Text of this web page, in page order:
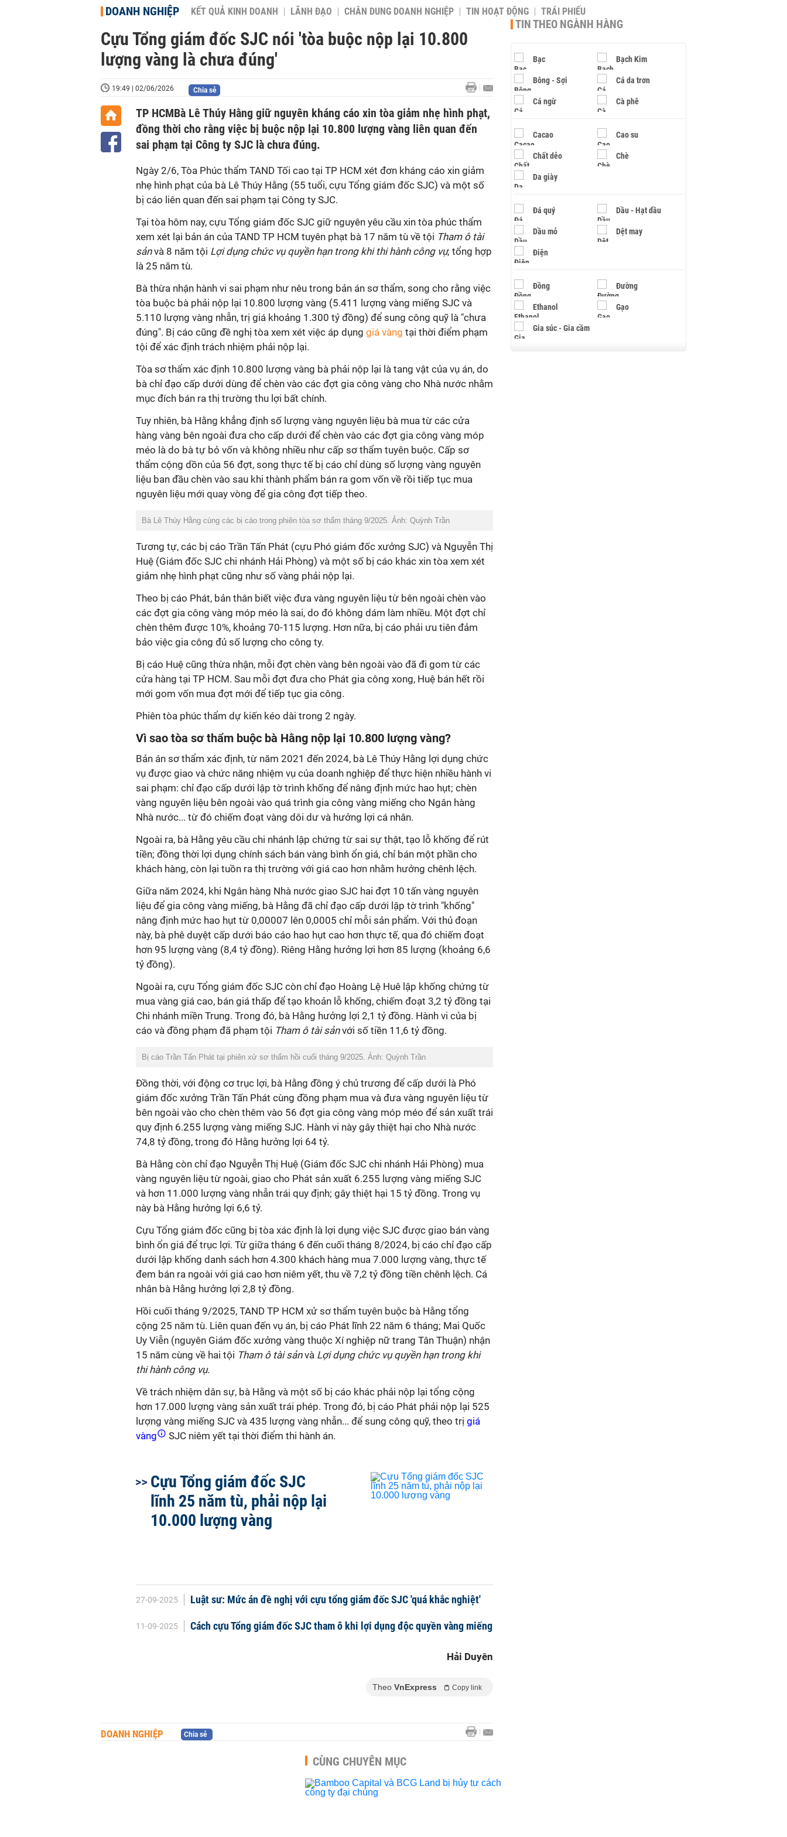
DOANH NGHIỆP KẾT QUẢ KINH DOANH LÃNH ĐẠO CHÂN DUNG DOANH NGHIỆP TIN HOẠT ĐỘNG TRÁI PHIẾU
Cựu Tổng giám đốc SJC nói 'tòa buộc nộp lại 10.800
lượng vàng là chưa đúng'
19:49 | 02/06/2026 Chia sẻ
TP HCMBà Lê Thúy Hằng giữ nguyên kháng cáo xin tòa giảm nhẹ hình phạt,
đồng thời cho rằng việc bị buộc nộp lại 10.800 lượng vàng liên quan đến
sai phạm tại Công ty SJC là chưa đúng.
Ngày 2/6, Tòa Phúc thẩm TAND Tối cao tại TP HCM xét đơn kháng cáo xin giảm
nhẹ hình phạt của bà Lê Thúy Hằng (55 tuổi, cựu Tổng giám đốc SJC) và một số
bị cáo liên quan đến sai phạm tại Công ty SJC.
Tại tòa hôm nay, cựu Tổng giám đốc SJC giữ nguyên yêu cầu xin tòa phúc thẩm
xem xét lại bản án của TAND TP HCM tuyên phạt bà 17 năm tù về tội Tham ô tài
sảnvà 8 năm tội Lợi dụng chức vụ quyền hạn trong khi thi hành công vụ; tổng hợp
là 25 năm tù.
Bà thừa nhận hành vi sai phạm như nêu trong bản án sơ thẩm, song cho rằng việc
tòa buộc bà phải nộp lại 10.800 lượng vàng (5.411 lượng vàng miếng SJC và
5.110 lượng vàng nhẫn, trị giá khoảng 1.300 tỷ đồng) để sung công quỹ là "chưa
đúng". Bị cáo cũng đề nghị tòa xem xét việc áp dụng giá vàng tại thời điểm phạm
tội để xác định trách nhiệm phải nộp lại.
Tòa sơ thẩm xác định 10.800 lượng vàng bà phải nộp lại là tang vật của vụ án, do
bà chỉ đạo cấp dưới dùng để chèn vào các đợt gia công vàng cho Nhà nước nhằm
mục đích bán ra thị trường thu lợi bất chính.
Tuy nhiên, bà Hằng khẳng định số lượng vàng nguyên liệu bà mua từ các cửa
hàng vàng bên ngoài đưa cho cấp dưới để chèn vào các đợt gia công vàng móp
méo là do bà tự bỏ vốn và không nhiều như cấp sơ thẩm tuyên buộc. Cấp sơ
thẩm cộng dồn của 56 đợt, song thực tế bị cáo chỉ dùng số lượng vàng nguyên
liệu ban đầu chèn vào sau khi thành phẩm bán ra gom vốn về rồi tiếp tục mua
nguyên liệu mới quay vòng để gia công đợt tiếp theo.
Bà Lê Thúy Hằng cùng các bị cáo trong phiên tòa sơ thẩm tháng 9/2025. Ảnh: Quỳnh Trần
Tương tự, các bị cáo Trần Tấn Phát (cựu Phó giám đốc xưởng SJC) và Nguyễn Thị
Huệ (Giám đốc SJC chi nhánh Hải Phòng) và một số bị cáo khác xin tòa xem xét
giảm nhẹ hình phạt cũng như số vàng phải nộp lại.
Theo bị cáo Phát, bản thân biết việc đưa vàng nguyên liệu từ bên ngoài chèn vào
các đợt gia công vàng móp méo là sai, do đó không dám làm nhiều. Một đợt chỉ
chèn thêm được 10%, khoảng 70-115 lượng. Hơn nữa, bị cáo phải ưu tiên đảm
bảo việc gia công đủ số lượng cho công ty.
Bị cáo Huệ cũng thừa nhận, mỗi đợt chèn vàng bên ngoài vào đã đi gom từ các
cửa hàng tại TP HCM. Sau mỗi đợt đưa cho Phát gia công xong, Huệ bán hết rồi
mới gom vốn mua đợt mới để tiếp tục gia công.
Phiên tòa phúc thẩm dự kiến kéo dài trong 2 ngày.
Vì sao tòa sơ thẩm buộc bà Hằng nộp lại 10.800 lượng vàng?
Bản án sơ thẩm xác định, từ năm 2021 đến 2024, bà Lê Thúy Hằng lợi dụng chức
vụ được giao và chức năng nhiệm vụ của doanh nghiệp để thực hiện nhiều hành vi
sai phạm: chỉ đạo cấp dưới lập tờ trình khống để nâng định mức hao hụt; chèn
vàng nguyên liệu bên ngoài vào quá trình gia công vàng miếng cho Ngân hàng
Nhà nước... từ đó chiếm đoạt vàng dôi dư và hưởng lợi cá nhân.
Ngoài ra, bà Hằng yêu cầu chi nhánh lập chứng từ sai sự thật, tạo lỗ khống để rút
tiền; đồng thời lợi dụng chính sách bán vàng bình ổn giá, chỉ bán một phần cho
khách hàng, còn lại tuồn ra thị trường với giá cao hơn nhằm hưởng chênh lệch.
Giữa năm 2024, khi Ngân hàng Nhà nước giao SJC hai đợt 10 tấn vàng nguyên
liệu để gia công vàng miếng, bà Hằng đã chỉ đạo cấp dưới lập tờ trình "khống"
nâng định mức hao hụt từ 0,00007 lên 0,0005 chỉ mỗi sản phẩm. Với thủ đoạn
này, bà phê duyệt cấp dưới báo cáo hao hụt cao hơn thực tế, qua đó chiếm đoạt
hơn 95 lượng vàng (8,4 tỷ đồng). Riêng Hằng hưởng lợi hơn 85 lượng (khoảng 6,6
tỷ đồng).
Ngoài ra, cựu Tổng giám đốc SJC còn chỉ đạo Hoàng Lệ Huê lập khống chứng từ
mua vàng giá cao, bán giá thấp để tạo khoản lỗ khống, chiếm đoạt 3,2 tỷ đồng tại
Chi nhánh miền Trung. Trong đó, bà Hằng hưởng lợi 2,1 tỷ đồng. Hành vi của bị
cáo và đồng phạm đã phạm tội Tham ô tài sảnvới số tiền 11,6 tỷ đồng.
Bị cáo Trần Tấn Phát tại phiên xử sơ thẩm hồi cuối tháng 9/2025. Ảnh: Quỳnh Trần
Đồng thời, với động cơ trục lợi, bà Hằng đồng ý chủ trương để cấp dưới là Phó
giám đốc xưởng Trần Tấn Phát cùng đồng phạm mua và đưa vàng nguyên liệu từ
bên ngoài vào cho chèn thêm vào 56 đợt gia công vàng móp méo để sản xuất trái
quy định 6.255 lượng vàng miếng SJC. Hành vi này gây thiệt hại cho Nhà nước
74,8 tỷ đồng, trong đó Hằng hưởng lợi 64 tỷ.
Bà Hằng còn chỉ đạo Nguyễn Thị Huệ (Giám đốc SJC chi nhánh Hải Phòng) mua
vàng nguyên liệu từ ngoài, giao cho Phát sản xuất 6.255 lượng vàng miếng SJC
và hơn 11.000 lượng vàng nhẫn trái quy định; gây thiệt hại 15 tỷ đồng. Trong vụ
này bà Hằng hưởng lợi 6,6 tỷ.
Cựu Tổng giám đốc cũng bị tòa xác định là lợi dụng việc SJC được giao bán vàng
bình ổn giá để trục lợi. Từ giữa tháng 6 đến cuối tháng 8/2024, bị cáo chỉ đạo cấp
dưới lập khống danh sách hơn 4.300 khách hàng mua 7.000 lượng vàng, thực tế
đem bán ra ngoài với giá cao hơn niêm yết, thu về 7,2 tỷ đồng tiền chênh lệch. Cá
nhân bà Hằng hưởng lợi 2,8 tỷ đồng.
Hồi cuối tháng 9/2025, TAND TP HCM xử sơ thẩm tuyên buộc bà Hằng tổng
cộng 25 năm tù. Liên quan đến vụ án, bị cáo Phát lĩnh 22 năm 6 tháng; Mai Quốc
Uy Viễn (nguyên Giám đốc xưởng vàng thuộc Xí nghiệp nữ trang Tân Thuận) nhận
15 năm cùng về hai tội Tham ô tài sảnvà Lợi dụng chức vụ quyền hạn trong khi
thi hành công vụ.
Về trách nhiệm dân sự, bà Hằng và một số bị cáo khác phải nộp lại tổng cộng
hơn 17.000 lượng vàng sản xuất trái phép. Trong đó, bị cáo Phát phải nộp lại 525
lượng vàng miếng SJC và 435 lượng vàng nhẫn... để sung công quỹ, theo trị giá
vàng
SJC niêm yết tại thời điểm thi hành án.
Cựu Tổng giám đốc SJC
lĩnh 25 năm tù, phải nộp lại
10.000 lượng vàng
27-09-2025 Luật sư: Mức án đề nghị với cựu tổng giám đốc SJC 'quá khắc nghiệt'
11-09-2025 Cách cựu Tổng giám đốc SJC tham ô khi lợi dụng độc quyền vàng miếng
Hải Duyên
Theo VnExpress Copy link
DOANH NGHIỆP Chia sẻ
CÙNG CHUYÊN MỤC
TIN THEO NGÀNH HÀNG
Bạc Bạch Kim
Bông - Sợi Cá da trơn
Cá ngừ Cà phê
Cacao Cao su
Chất dẻo Chè
Da giày
Đá quý Dầu - Hạt dầu
Dầu mỏ Dệt may
Điện
Đồng Đường
Ethanol Gạo
Gia súc - Gia cầm